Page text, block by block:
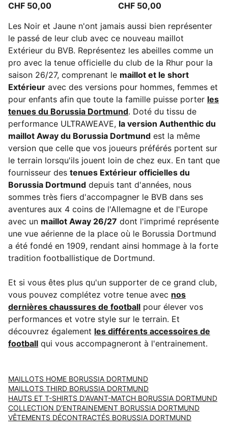
CHF 50,00
CHF 50,00
Les Noir et Jaune n'ont jamais aussi bien représenter
le passé de leur club avec ce nouveau maillot
Extérieur du BVB. Représentez les abeilles comme un
pro avec la tenue officielle du club de la Rhur pour la
saison 26/27, comprenant le maillot et le short
Extérieur avec des versions pour hommes, femmes et
pour enfants afin que toute la famille puisse porter les
tenues du Borussia Dortmund. Doté du tissu de
performance ULTRAWEAVE, la version Authenthic du
maillot Away du Borussia Dortmund est la même
version que celle que vos joueurs préférés portent sur
le terrain lorsqu'ils jouent loin de chez eux. En tant que
fournisseur des tenues Extérieur officielles du
Borussia Dortmund depuis tant d'années, nous
sommes très fiers d'accompagner le BVB dans ses
aventures aux 4 coins de l'Allemagne et de l'Europe
avec un maillot Away 26/27 dont l'imprimé représente
une vue aérienne de la place où le Borussia Dortmund
a été fondé en 1909, rendant ainsi hommage à la forte
tradition footballistique de Dortmund.
Et si vous êtes plus qu'un supporter de ce grand club,
vous pouvez complétez votre tenue avec nos
dernières chaussures de football pour élever vos
performances et votre style sur le terrain. Et
découvrez également les différents accessoires de
football qui vous accompagneront à l'entrainement.
MAILLOTS HOME BORUSSIA DORTMUND
MAILLOTS THIRD BORUSSIA DORTMUND
HAUTS ET T-SHIRTS D'AVANT-MATCH BORUSSIA DORTMUND
COLLECTION D'ENTRAINEMENT BORUSSIA DORTMUND
VÊTEMENTS DÉCONTRACTÉS BORUSSIA DORTMUND